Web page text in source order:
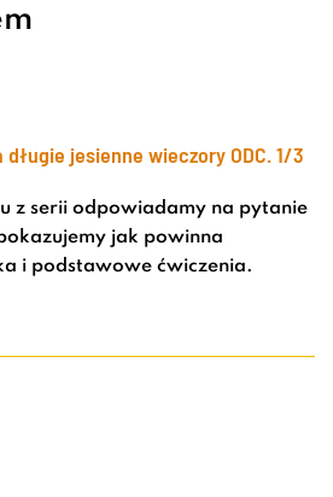
jesienne wieczoryODC. 1/3
z serii odpowiadamy na pytanie
jak powinna
i podstawowe ćwiczenia.